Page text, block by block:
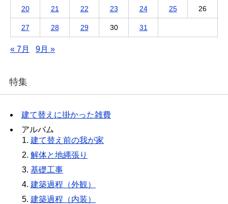
20 21 22 23 24 25 26
27 28 29 30 31
« 7月 9月 »
特集
建て替えに掛かった雑費
アルバム
建て替え前の我が家
解体と地縄張り
基礎工事
建築過程（外観）
建築過程（内装）